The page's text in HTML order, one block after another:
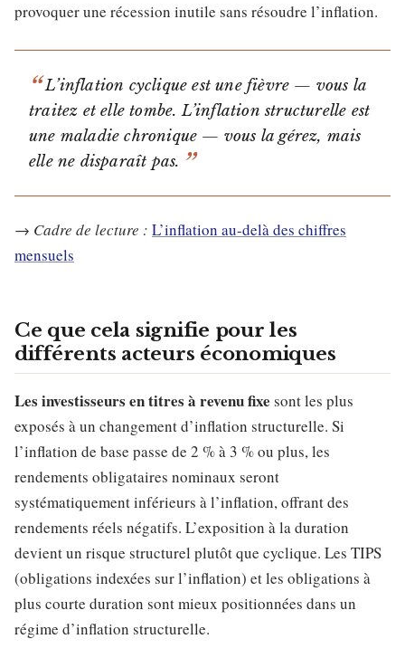
provoquer une récession inutile sans résoudre l’inflation.
L’inflation cyclique est une fièvre — vous la
traitez et elle tombe. L’inflation structurelle est
une maladie chronique — vous la gérez, mais
elle ne disparaît pas.
→ Cadre de lecture : L’inflation au-delà des chiffres
mensuels
Ce que cela signifie pour les
différents acteurs économiques
Les investisseurs en titres à revenu fixe sont les plus
exposés à un changement d’inflation structurelle. Si
l’inflation de base passe de 2 % à 3 % ou plus, les
rendements obligataires nominaux seront
systématiquement inférieurs à l’inflation, offrant des
rendements réels négatifs. L’exposition à la duration
devient un risque structurel plutôt que cyclique. Les TIPS
(obligations indexées sur l’inflation) et les obligations à
plus courte duration sont mieux positionnées dans un
régime d’inflation structurelle.